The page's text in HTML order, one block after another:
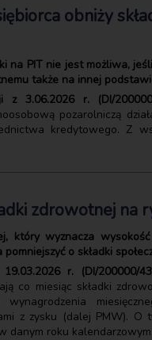
obniży
na PIT nie jest możliwa,
także na innej
3.06.2026 r. (DI/
pozarolniczą
kredytowego. Z
zdrowotnej na
który wyznacza
o składki
r. (DI/200000/
co miesiąc składki
wynagrodzenia
z zysku (dalej PMW).
danym roku kalendarzowym